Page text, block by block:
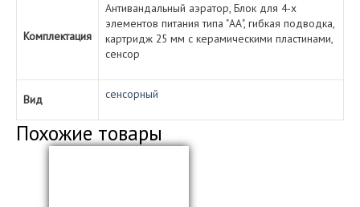
Комплектация
Антивандальный аэратор, Блок для 4-х
элементов питания типа "АА", гибкая подводка,
картридж 25 мм с керамическими пластинами,
сенсор
Вид сенсорный
Похожие товары